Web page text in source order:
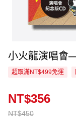
小火龍演唱會
超取滿NT$499免運
NT$450
NT$356